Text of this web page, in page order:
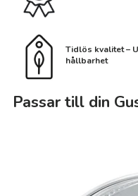
Tidlös kvalitet –
hållbarhet
Passar till din